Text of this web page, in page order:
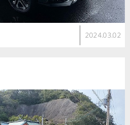
2024.03.02